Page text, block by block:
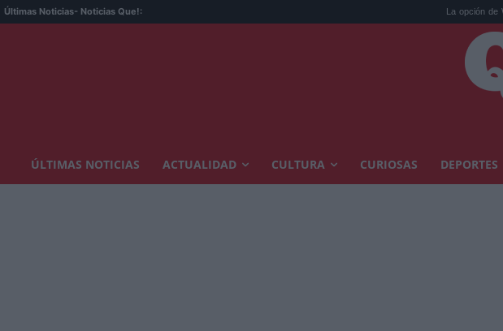
Últimas Noticias- Noticias Que!: La opción de WhatsApp
ÚLTIMAS NOTICIAS ACTUALIDAD CULTURA CURIOSAS DEPORTES